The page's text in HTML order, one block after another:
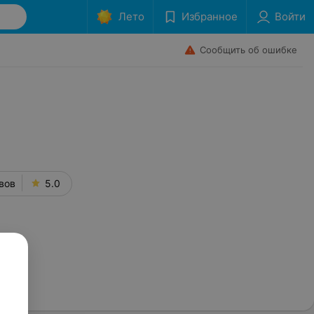
Лето Избранное Войти
Сообщить об ошибке
5.0